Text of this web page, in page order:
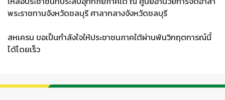
พระราชทานจังหวัดชลบุรี ศาลากลางจังหวัดชลบุรี
สหเครน ขอเป็นกำลังใจให้ประชาชนภาคใต้ผ่านพ้นวิกฤตการณ์นี้
ได้โดยเร็ว